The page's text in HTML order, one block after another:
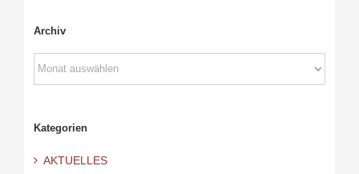
Archiv
Archiv
Kategorien
AKTUELLES